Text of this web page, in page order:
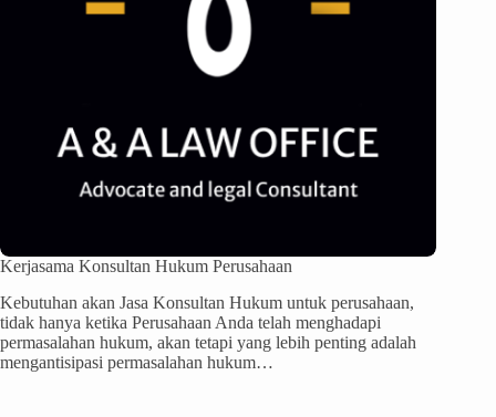
Kerjasama Konsultan Hukum Perusahaan
Kebutuhan akan Jasa Konsultan Hukum untuk perusahaan,
tidak hanya ketika Perusahaan Anda telah menghadapi
permasalahan hukum, akan tetapi yang lebih penting adalah
mengantisipasi permasalahan hukum…